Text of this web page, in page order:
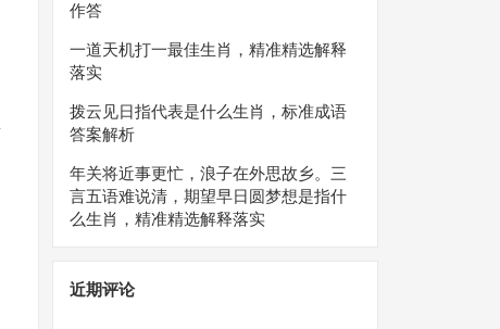
作答
一道天机打一最佳生肖，精准精选解释
落实
拨云见日指代表是什么生肖，标准成语
答案解析
年关将近事更忙，浪子在外思故乡。三
言五语难说清，期望早日圆梦想是指什
么生肖，精准精选解释落实
近期评论